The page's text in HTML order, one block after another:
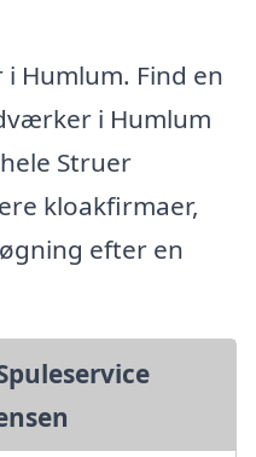
Humlum. Find en
i Humlum
Struer
kloakfirmaer,
efter en